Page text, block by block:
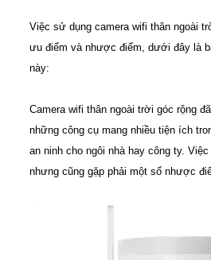
Việc sử dụng camera wifi thân ngoài
ưu điểm và nhược điểm, dưới đây là
này:
Camera wifi thân ngoài trời góc rộng
những công cụ mang nhiều tiện ích
an ninh cho ngôi nhà hay công ty.
nhưng cũng gặp phải một số nhược